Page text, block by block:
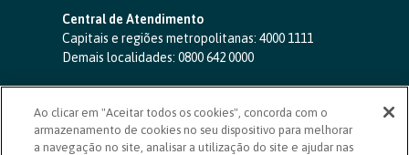
Central de Atendimento
Capitais e regiões metropolitanas: 4000 1111
Demais localidades: 0800 642 0000
SAC 24 horas-0800 724 4420
Ouvidoria
0800 725 0996
(de segunda a sexta, das 8h às 20h)
Ao clicar em "Aceitar todos os cookies", concorda com o
armazenamento de cookies no seu dispositivo para melhorar
a navegação no site, analisar a utilização do site e ajudar nas